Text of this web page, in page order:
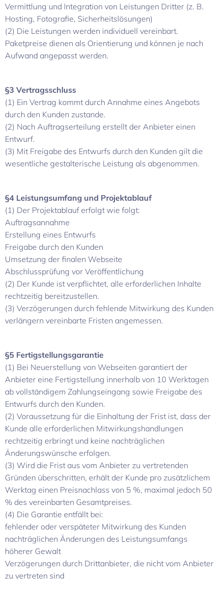
Vermittlung und Integration von Leistungen Dritter (z. B.
Hosting, Fotografie, Sicherheitslösungen)
(2) Die Leistungen werden individuell vereinbart.
Paketpreise dienen als Orientierung und können je nach
Aufwand angepasst werden.
§3 Vertragsschluss
(1) Ein Vertrag kommt durch Annahme eines Angebots
durch den Kunden zustande.
(2) Nach Auftragserteilung erstellt der Anbieter einen
Entwurf.
(3) Mit Freigabe des Entwurfs durch den Kunden gilt die
wesentliche gestalterische Leistung als abgenommen.
§4 Leistungsumfang und Projektablauf
(1) Der Projektablauf erfolgt wie folgt:
Auftragsannahme
Erstellung eines Entwurfs
Freigabe durch den Kunden
Umsetzung der finalen Webseite
Abschlussprüfung vor Veröffentlichung
(2) Der Kunde ist verpflichtet, alle erforderlichen Inhalte
rechtzeitig bereitzustellen.
(3) Verzögerungen durch fehlende Mitwirkung des Kunden
verlängern vereinbarte Fristen angemessen.
§5 Fertigstellungsgarantie
(1) Bei Neuerstellung von Webseiten garantiert der
Anbieter eine Fertigstellung innerhalb von 10 Werktagen
ab vollständigem Zahlungseingang sowie Freigabe des
Entwurfs durch den Kunden.
(2) Voraussetzung für die Einhaltung der Frist ist, dass der
Kunde alle erforderlichen Mitwirkungshandlungen
rechtzeitig erbringt und keine nachträglichen
Änderungswünsche erfolgen.
(3) Wird die Frist aus vom Anbieter zu vertretenden
Gründen überschritten, erhält der Kunde pro zusätzlichem
Werktag einen Preisnachlass von 5 %, maximal jedoch 50
% des vereinbarten Gesamtpreises.
(4) Die Garantie entfällt bei:
fehlender oder verspäteter Mitwirkung des Kunden
nachträglichen Änderungen des Leistungsumfangs
höherer Gewalt
Verzögerungen durch Drittanbieter, die nicht vom Anbieter
zu vertreten sind